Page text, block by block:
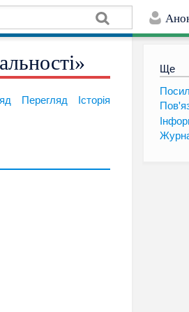
Ще
Перегляд Історія